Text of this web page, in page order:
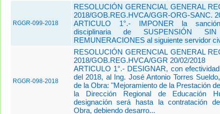
RGGR-099-2018
RESOLUCIÓN GERENCIAL GENERAL
2018/GOB.REG.HVCA/GGR-ORG-SANC.
ARTICULO 1°.- IMPONER la
disciplinaria de SUSPENSIÓN
REMUNERACIONES al siguiente servidor
RGGR-098-2018
RESOLUCIÓN GERENCIAL GENERAL
2018/GOB.REG.HVCA/GGR 20/02/2018
ARTICULO 1°.- DESIGNAR, con
del 2018, al Ing. José Antonio Torres
de la Obra: "Mejoramiento de la Prestación
la Dirección Regional de Educación
designación será hasta la contratación
Obra, debiendo desarro...